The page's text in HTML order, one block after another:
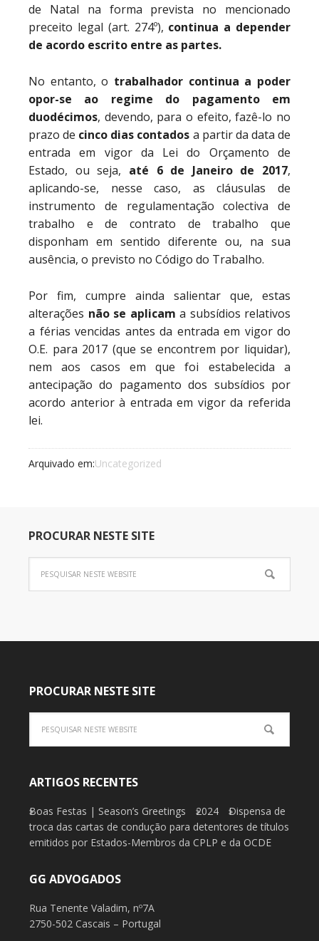
de Natal na forma prevista no mencionado
preceito legal (art. 274º), continua a depender
de acordo escrito entre as partes.
No entanto, o trabalhador continua a poder
opor-se ao regime do pagamento em
duodécimos, devendo, para o efeito, fazê-lo no
prazo de cinco dias contados a partir da data de
entrada em vigor da Lei do Orçamento de
Estado, ou seja, até 6 de Janeiro de 2017,
aplicando-se, nesse caso, as cláusulas de
instrumento de regulamentação colectiva de
trabalho e de contrato de trabalho que
disponham em sentido diferente ou, na sua
ausência, o previsto no Código do Trabalho.
Por fim, cumpre ainda salientar que, estas
alterações não se aplicam a subsídios relativos
a férias vencidas antes da entrada em vigor do
O.E. para 2017 (que se encontrem por liquidar),
nem aos casos em que foi estabelecida a
antecipação do pagamento dos subsídios por
acordo anterior à entrada em vigor da referida
lei.
Arquivado em:Uncategorized
PROCURAR NESTE SITE
PROCURAR NESTE SITE
ARTIGOS RECENTES
Boas Festas | Season’s Greetings 2024
Dispensa de
troca das cartas de condução para detentores de títulos
emitidos por Estados-Membros da CPLP e da OCDE
GG ADVOGADOS
Rua Tenente Valadim, nº7A
2750-502 Cascais – Portugal